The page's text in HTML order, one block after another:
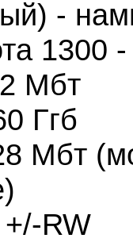
-
1300
Мбт
Ггб
Мбт
RW